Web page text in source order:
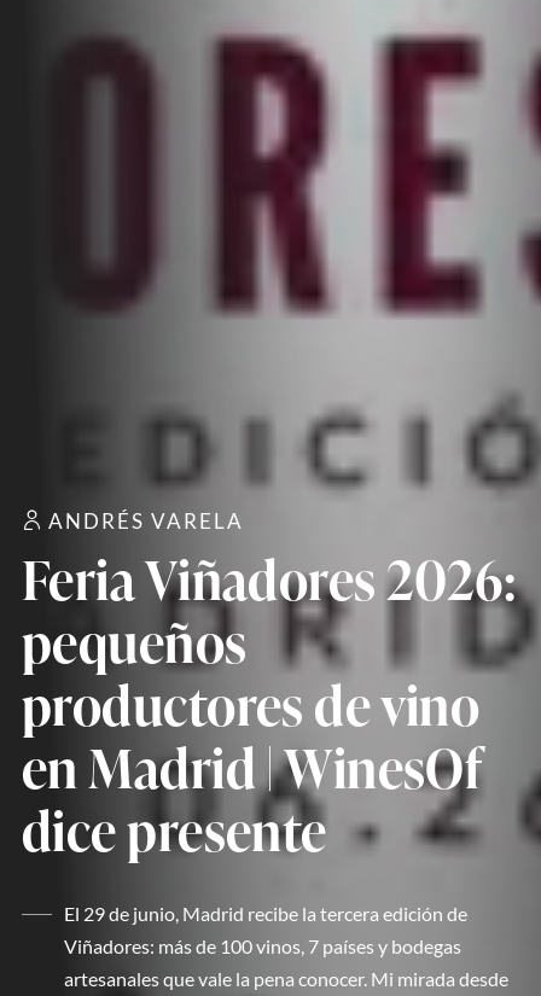
ANDRÉS VARELA
Feria Viñadores 2026:
pequeños
productores de vino
en Madrid | WinesOf
dice presente
El 29 de junio, Madrid recibe la tercera edición de
Viñadores: más de 100 vinos, 7 países y bodegas
artesanales que vale la pena conocer. Mi mirada desde